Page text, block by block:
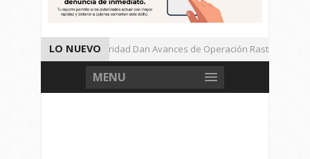
LO NUEVO
Autoridades de Seguridad Dan Avances de Operación Rastrillo.
Gran Festival de Música Electrónica en Festival Cultural de Guadalupe.
MENU